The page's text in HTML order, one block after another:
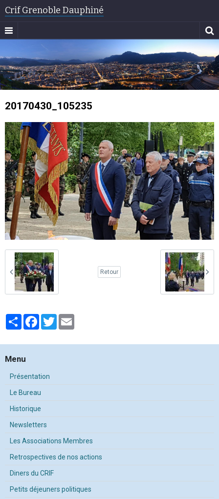
Crif Grenoble Dauphiné
20170430_105235
Retour
PartagerFacebook
Twitter
Menu
Présentation
Le Bureau
Historique
Newsletters
Les Associations Membres
Retrospectives de nos actions
Diners du CRIF
Petits déjeuners politiques